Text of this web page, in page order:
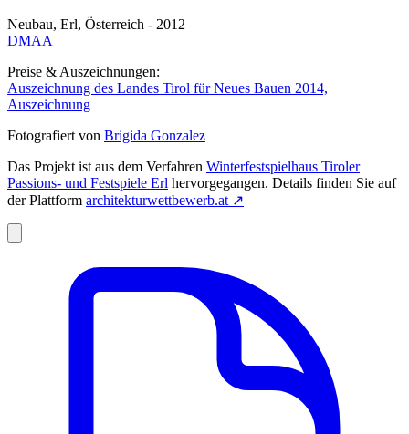
Neubau, Erl, Österreich - 2012
DMAA
Preise & Auszeichnungen:
Auszeichnung des Landes Tirol für Neues Bauen 2014,
Auszeichnung
Fotografiert von Brigida Gonzalez
Das Projekt ist aus dem Verfahren Winterfestspielhaus Tiroler
Passions- und Festspiele Erl hervorgegangen. Details finden Sie auf
der Plattform architekturwettbewerb.at ↗